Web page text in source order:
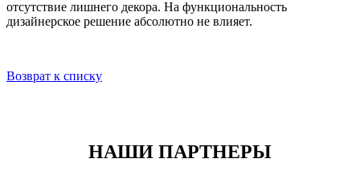
отсутствие лишнего декора. На функциональность
дизайнерское решение абсолютно не влияет.
Возврат к списку
НАШИ ПАРТНЕРЫ